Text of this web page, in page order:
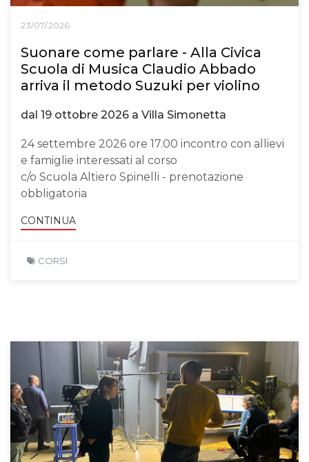
23/07/2026
Suonare come parlare - Alla Civica
Scuola di Musica Claudio Abbado
arriva il metodo Suzuki per violino
dal 19 ottobre 2026 a Villa Simonetta
24 settembre 2026 ore 17.00 incontro con allievi
e famiglie interessati al corso
c/o Scuola Altiero Spinelli - prenotazione
obbligatoria
CONTINUA
CORSI